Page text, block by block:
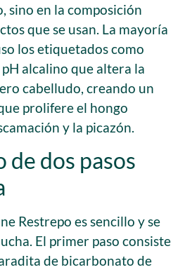
sino en la composición
que se usan. La mayoría
los etiquetados como
alcalino que altera la
cabelludo, creando un
prolifere el hongo
y la picazón.
dos pasos
Restrepo es sencillo y se
El primer paso consiste
de bicarbonato de